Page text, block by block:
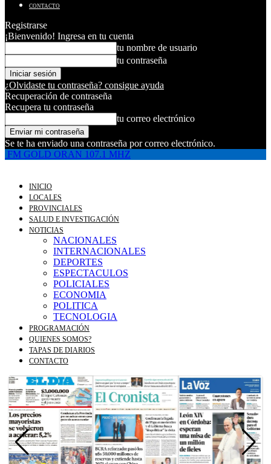
CONTACTO
Registrarse
¡Bienvenido! Ingresa en tu cuenta
tu nombre de usuario
tu contraseña
¿Olvidaste tu contraseña? consigue ayuda
Recuperación de contraseña
Recupera tu contraseña
tu correo electrónico
Se te ha enviado una contraseña por correo electrónico.
FM GOLD ORAN 107.1 MHZ
INICIO
LOCALES
PROVINCIALES
SALUD E INVESTIGACIÓN
NOTICIAS
NACIONALES
INTERNACIONALES
DEPORTES
ESPECTACULOS
POLICIALES
ECONOMIA
POLITICA
TECNOLOGIA
PROGRAMACIÓN
QUIENES SOMOS?
TAPAS DE DIARIOS
CONTACTO